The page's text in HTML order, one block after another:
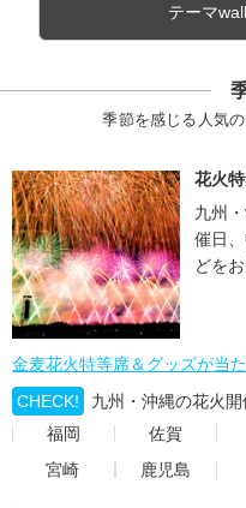
テーマ
季節を感じる人気
花火
九州
催日
どを
金麦花火特等席＆グッズが当
CHECK!
九州・沖縄の花火
福岡
佐賀
宮崎
鹿児島